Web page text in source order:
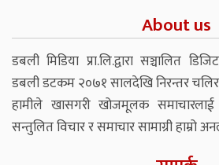
About us
डबली मिडिया प्रा.लि.द्वारा सञ्चालित
डबली डटकम २०७१ सालदेखि निरन्तर
हामीले खासगरी खोजमूलक
सन्तुलित विचार र समाचार सामाग्री हाम्रो